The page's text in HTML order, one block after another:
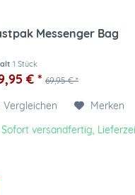
Messenger Bag
1 Stück
€ * 69,95 € *
Vergleichen
Merken
Sofort versandfertig,